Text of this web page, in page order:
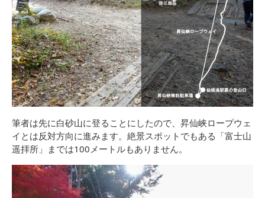
筆者は先に白砂山に登ることにしたので、昇仙峡ロープウェ
イとは反対方向に進みます。絶景スポットでもある「富士山
遥拝所」までは100メートルもありません。